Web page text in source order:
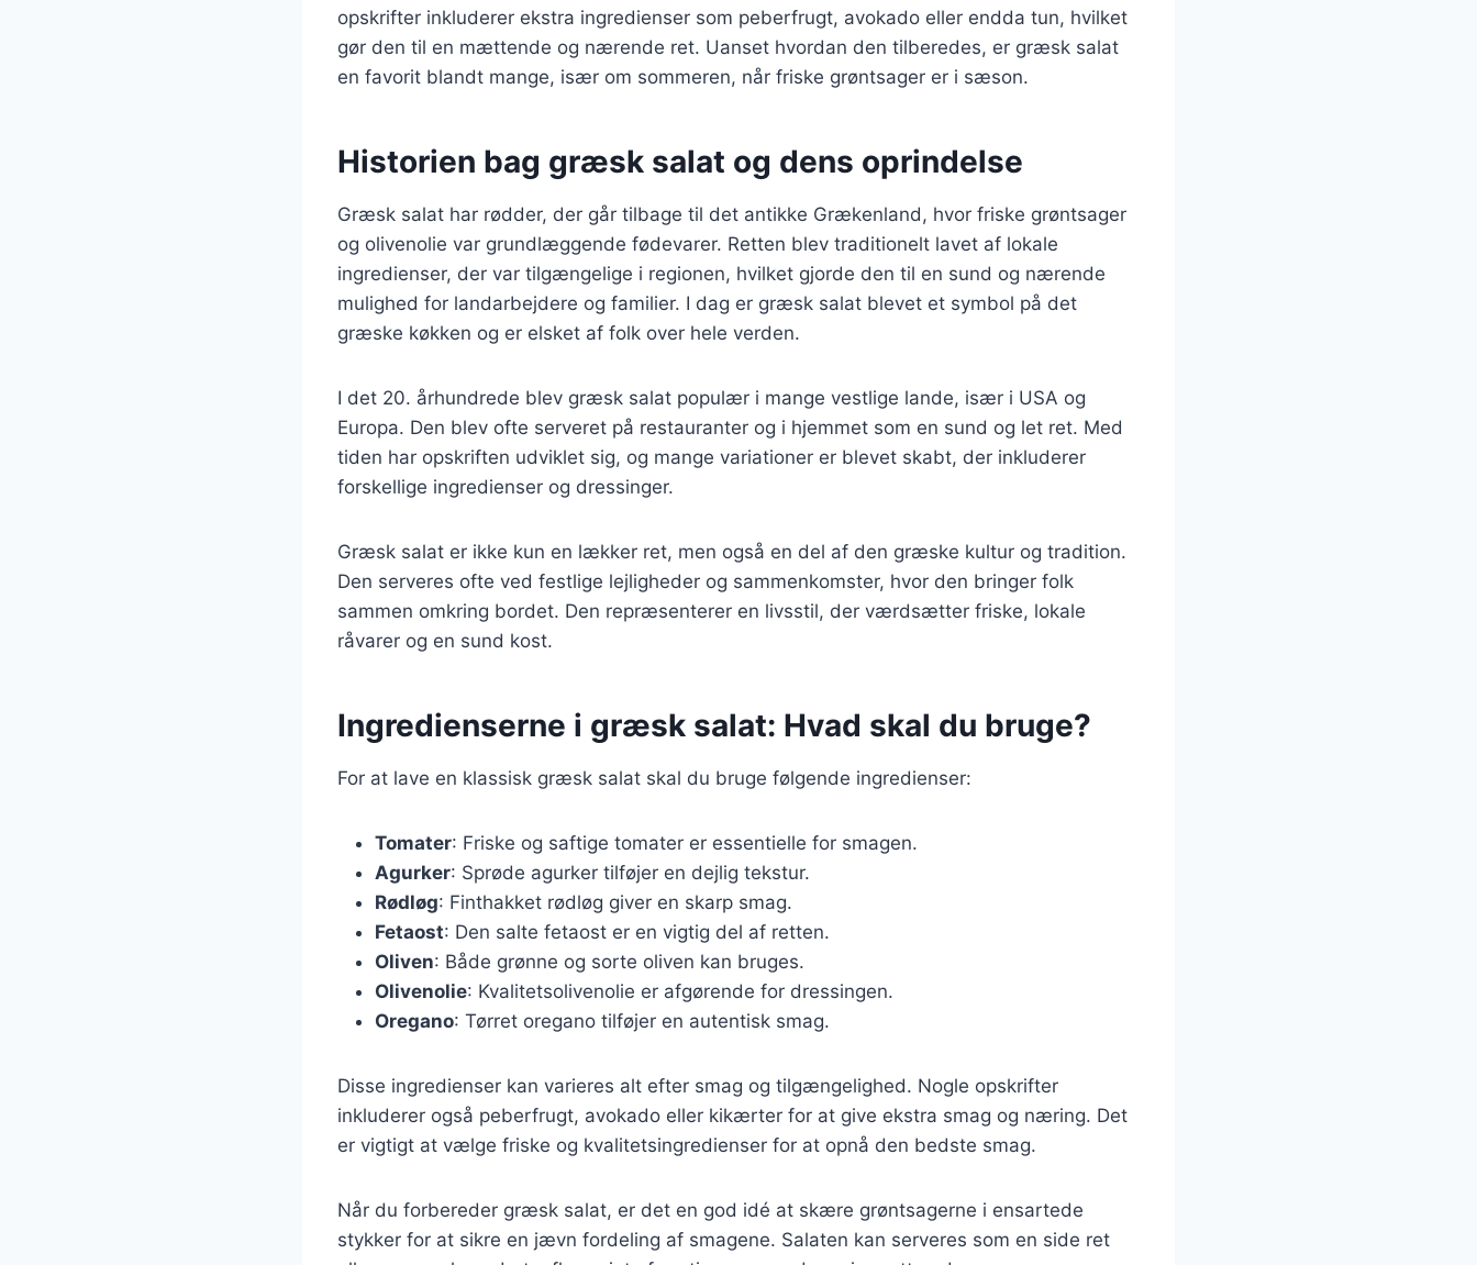
opskrifter inkluderer ekstra ingredienser som peberfrugt, avokado eller endda tun, hvilket
gør den til en mættende og nærende ret. Uanset hvordan den tilberedes, er græsk salat
en favorit blandt mange, især om sommeren, når friske grøntsager er i sæson.
Historien bag græsk salat og dens oprindelse
Græsk salat har rødder, der går tilbage til det antikke Grækenland, hvor friske grøntsager
og olivenolie var grundlæggende fødevarer. Retten blev traditionelt lavet af lokale
ingredienser, der var tilgængelige i regionen, hvilket gjorde den til en sund og nærende
mulighed for landarbejdere og familier. I dag er græsk salat blevet et symbol på det
græske køkken og er elsket af folk over hele verden.
I det 20. århundrede blev græsk salat populær i mange vestlige lande, især i USA og
Europa. Den blev ofte serveret på restauranter og i hjemmet som en sund og let ret. Med
tiden har opskriften udviklet sig, og mange variationer er blevet skabt, der inkluderer
forskellige ingredienser og dressinger.
Græsk salat er ikke kun en lækker ret, men også en del af den græske kultur og tradition.
Den serveres ofte ved festlige lejligheder og sammenkomster, hvor den bringer folk
sammen omkring bordet. Den repræsenterer en livsstil, der værdsætter friske, lokale
råvarer og en sund kost.
Ingredienserne i græsk salat: Hvad skal du bruge?
For at lave en klassisk græsk salat skal du bruge følgende ingredienser:
Tomater: Friske og saftige tomater er essentielle for smagen.
Agurker: Sprøde agurker tilføjer en dejlig tekstur.
Rødløg: Finthakket rødløg giver en skarp smag.
Fetaost: Den salte fetaost er en vigtig del af retten.
Oliven: Både grønne og sorte oliven kan bruges.
Olivenolie: Kvalitetsolivenolie er afgørende for dressingen.
Oregano: Tørret oregano tilføjer en autentisk smag.
Disse ingredienser kan varieres alt efter smag og tilgængelighed. Nogle opskrifter
inkluderer også peberfrugt, avokado eller kikærter for at give ekstra smag og næring. Det
er vigtigt at vælge friske og kvalitetsingredienser for at opnå den bedste smag.
Når du forbereder græsk salat, er det en god idé at skære grøntsagerne i ensartede
stykker for at sikre en jævn fordeling af smagene. Salaten kan serveres som en side ret